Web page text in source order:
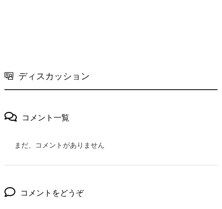
ディスカッション
コメント一覧
まだ、コメントがありません
コメントをどうぞ